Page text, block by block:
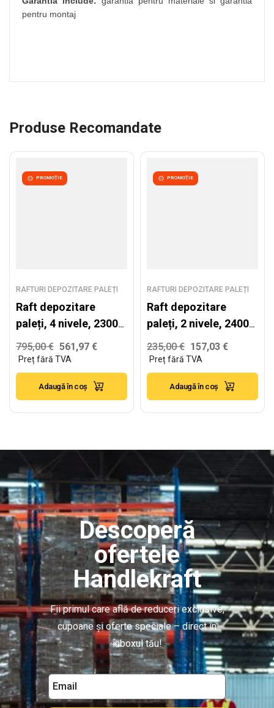
pentru montaj
Produse Recomandate
PROMOȚIE
RAFTURI DEPOZITARE PALEȚI
Raft depozitare
paleți, 4 nivele, 2300
kg/nivel – H:6000mm
x L:3870mm x
W:1100mm
795,00€ 561,97 €
Adaugă în coș
PROMOȚIE
RAFTURI DEPOZITARE PALEȚI
Raft depozitare
paleți, 2 nivele, 2400
kg/nivel – H:2500mm
x L:1980mm x
W:1100mm, 2400
kg/nivel
235,00€ 157,03 €
Adaugă în coș
Descoperă
ofertele
Handlekraft
Fii primul care află de reduceri exclusive,
cupoane și oferte speciale – direct în
inboxul tău!